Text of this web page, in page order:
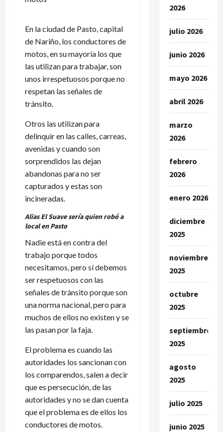
En la ciudad de Pasto, capital
de Nariño, los conductores de
motos, en su mayoría los que
las utilizan para trabajar, son
unos irrespetuosos porque no
respetan las señales de
tránsito.
Otros las utilizan para
delinquir en las calles, carreas,
avenidas y cuando son
sorprendidos las dejan
abandonas para no ser
capturados y estas son
incineradas.
Alias El Suave sería quien robó a
local en Pasto
Nadie está en contra del
trabajo porque todos
necesitamos, pero sí debemos
ser respetuosos con las
señales de tránsito porque son
una norma nacional, pero para
muchos de ellos no existen y se
las pasan por la faja.
El problema es cuando las
autoridades los sancionan con
los comparendos, salen a decir
que es persecución, de las
autoridades y no se dan cuenta
que el problema es de ellos los
conductores de motos.
2026
julio 2026
junio 2026
mayo 2026
abril 2026
marzo
2026
febrero
2026
enero 2026
diciembre
2025
noviembre
2025
octubre
2025
septiembre
2025
agosto
2025
julio 2025
junio 2025